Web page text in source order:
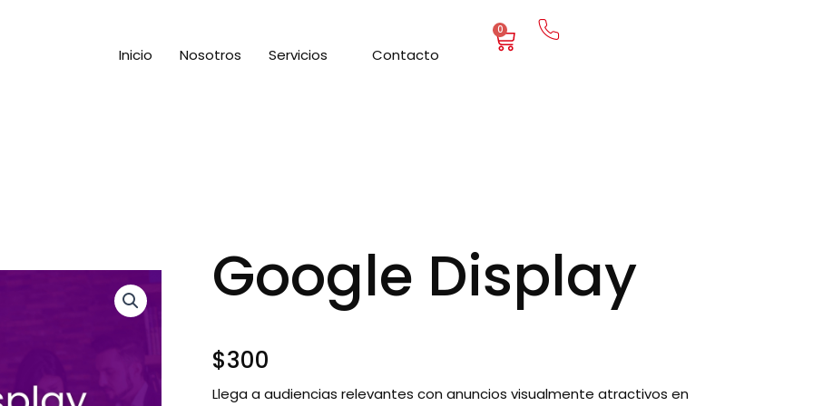
Inicio Nosotros Servicios Contacto
0
Google Display
$300
Llega a audiencias relevantes con anuncios visualmente atractivos en